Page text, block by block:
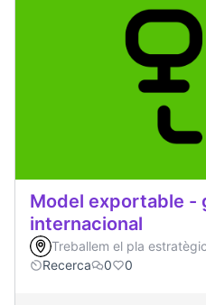
Model exportable -
internacional
Treballem el pla
Recerca
0 0